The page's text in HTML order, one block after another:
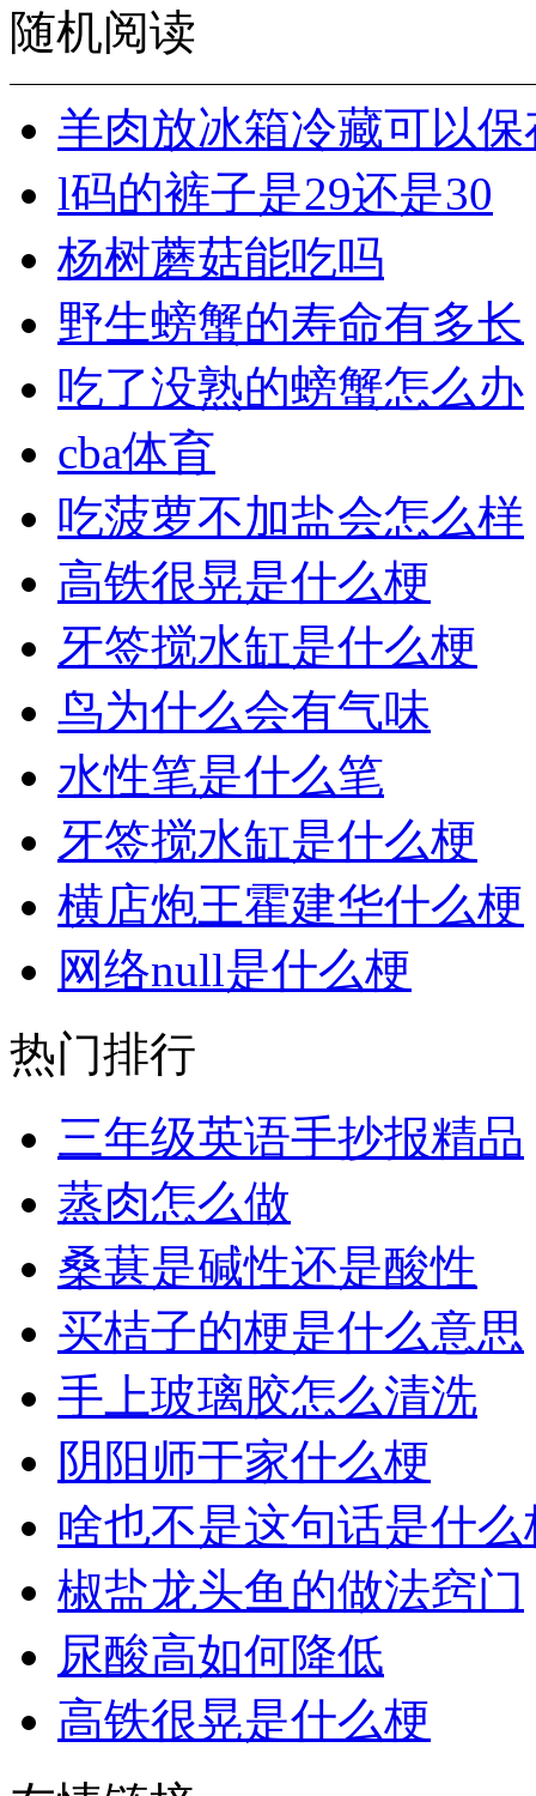
随机阅读
羊肉放冰箱冷藏可以
l码的裤子是29还是30
杨树蘑菇能吃吗
野生螃蟹的寿命有多长
吃了没熟的螃蟹怎么办
cba体育
吃菠萝不加盐会怎么样
高铁很晃是什么梗
牙签搅水缸是什么梗
鸟为什么会有气味
水性笔是什么笔
牙签搅水缸是什么梗
横店炮王霍建华什么梗
网络null是什么梗
热门排行
三年级英语手抄报精品
蒸肉怎么做
桑葚是碱性还是酸性
买桔子的梗是什么意思
手上玻璃胶怎么清洗
阴阳师于家什么梗
啥也不是这句话是什么
椒盐龙头鱼的做法窍门
尿酸高如何降低
高铁很晃是什么梗